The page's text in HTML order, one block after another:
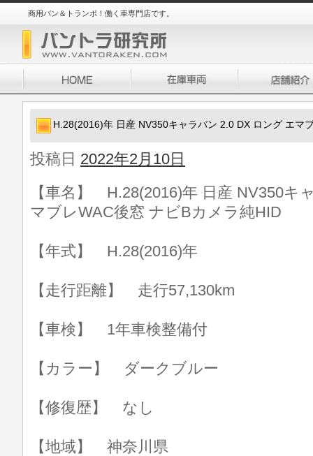
商用バン＆トランポ！働く車専門店です。
H.28(2016)年 日産 NV350キャラバン 2.0 DX ロング エマ
投稿日 2022年2月10日
【車名】 H.28(2016)年 日産 NV350キ
マブレWAC後窓 ナビBカメラ純HID
【年式】 H.28(2016)年
【走行距離】 走行57,130km
【車検】 1年車検整備付
【カラー】 ダークブルー
【修復歴】 なし
【地域】 神奈川県